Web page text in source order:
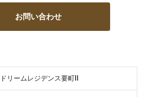
お問い合わせ
ドリームレジデンス要町Ⅱ